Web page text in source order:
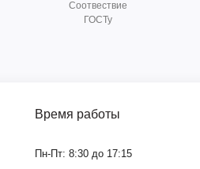
Соотвествие
ГОСТу
Время работы
Пн-Пт: 8:30 до 17:15